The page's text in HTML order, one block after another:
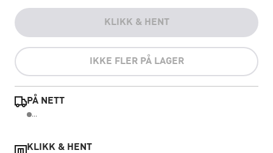
KLIKK & HENT
IKKE FLER PÅ LAGER
PÅ NETT
...
KLIKK & HENT